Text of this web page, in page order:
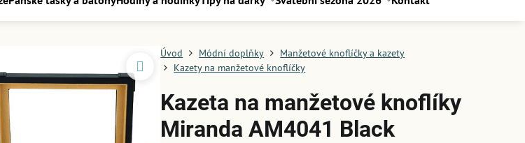
Úvod Módní doplňky
Manžetové knoflíčky a kazety
Kazety na manžetové knoflíčky
Kazeta na manžetové knoflíky
Miranda AM4041 Black